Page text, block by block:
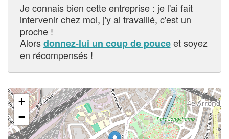
Je connais bien cette entreprise : je l'ai fait
intervenir chez moi, j'y ai travaillé, c'est un
proche !
Alorsdonnez-lui un coup de pouceet soyez
en récompensés !
+
−